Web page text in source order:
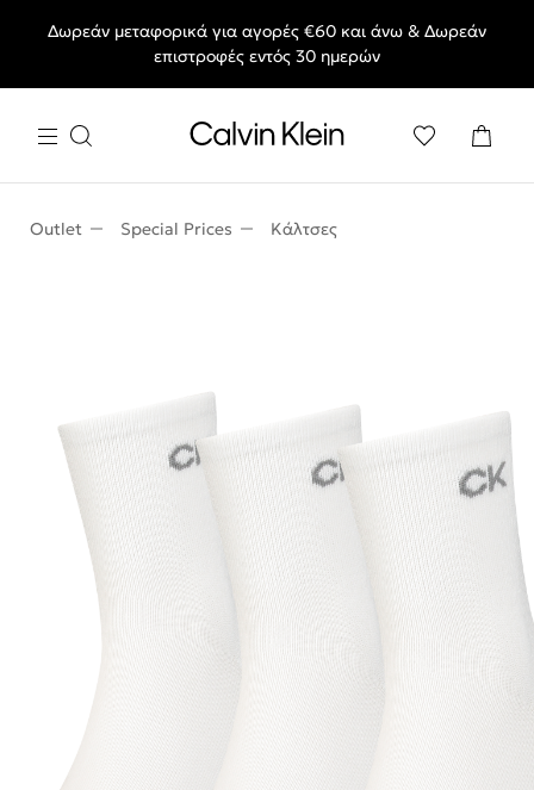
End of Season Deals: Αγαπημένα styles, στις τιμές που θες.
Δωρεάν μεταφορικά για αγορές €60 και άνω & Δωρεάν
επιστροφές εντός 30 ημερών
Outlet Special Prices Κάλτσες